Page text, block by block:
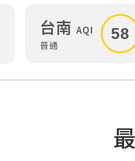
台南 AQI
普通
58